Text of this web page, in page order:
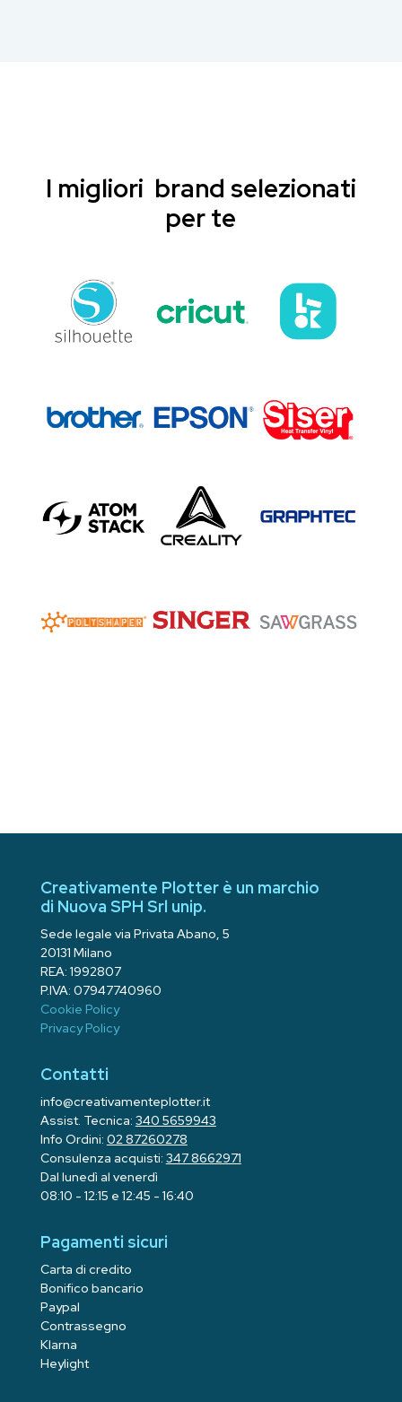
I migliori brand selezionati
per te
Creativamente Plotter è un marchio
di Nuova SPH Srl unip.
Sede legale via Privata Abano, 5
20131 Milano
REA: 1992807
P.IVA: 07947740960
Cookie Policy
Privacy Policy
Contatti
info@creativamenteplotter.it
Assist. Tecnica: 340 5659943
Info Ordini: 02 87260278
Consulenza acquisti: 347 8662971
Dal lunedì al venerdì
08:10 - 12:15 e 12:45 - 16:40
Pagamenti sicuri
Carta di credito
Bonifico bancario
Paypal
Contrassegno
Klarna
Heylight